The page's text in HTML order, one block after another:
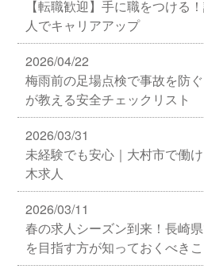
【転職歓迎】手に職をつける
人でキャリアアップ
2026/04/22
梅雨前の足場点検で事故を防
が教える安全チェックリスト
2026/03/31
未経験でも安心｜大村市で働
木求人
2026/03/11
春の求人シーズン到来！長崎
を目指す方が知っておくべき